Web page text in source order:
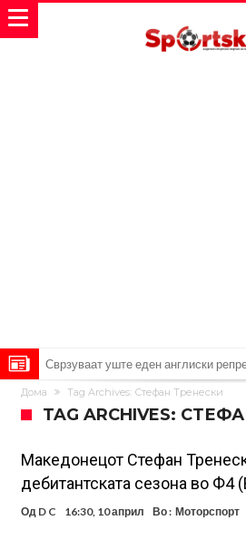
Сврзуваат уште еден англиски
Замена за Влаховиќ: Напаѓачот на
УЕФА повторно се заканува со
поради Инфантино
Мурињо бесен поради одлуката на
разговорот што го потресе Мадрид!
Трансфер бомба во најва –
Мадрид!
Карагер ги изненади сите со својата
Дома Tag Archives: Стефан Тренески
TAG ARCHIVES:
Македонецот Стефан
дебитантската сезона во Ф4
Од D C 16:30, 10 април Во : Моторспорт